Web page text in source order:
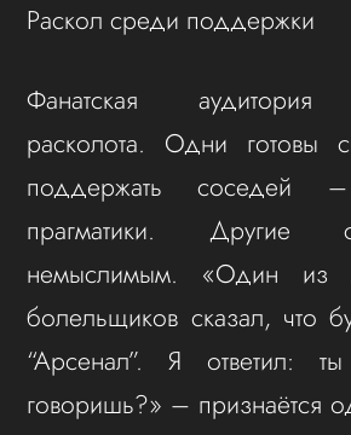
Раскол среди поддержки
Фанатская аудитория
расколота. Одни готовы
поддержать соседей
прагматики. Другие
немыслимым. «Один из
болельщиков сказал, что
“Арсенал”. Я ответил:
говоришь?» – признаётся